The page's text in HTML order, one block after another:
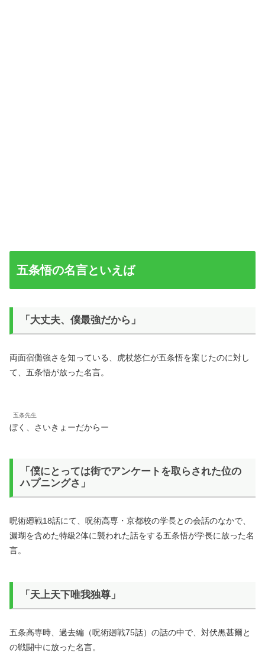
五条悟の名言といえば
「大丈夫、僕最強だから」
両面宿儺強さを知っている、虎杖悠仁が五条悟を案じたのに対し
て、五条悟が放った名言。
五条先生
ぼく、さいきょーだからー
「僕にとっては街でアンケートを取らされた位の
ハプニングさ」
呪術廻戦18話にて、呪術高専・京都校の学長との会話のなかで、
漏瑚を含めた特級2体に襲われた話をする五条悟が学長に放った名
言。
「天上天下唯我独尊」
五条高専時、過去編（呪術廻戦75話）の話の中で、対伏黒甚爾と
の戦闘中に放った名言。